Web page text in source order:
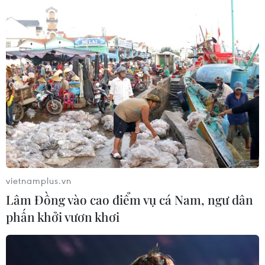
vietnamplus.vn
Lâm Đồng vào cao điểm vụ cá Nam, ngư dân
phấn khởi vươn khơi